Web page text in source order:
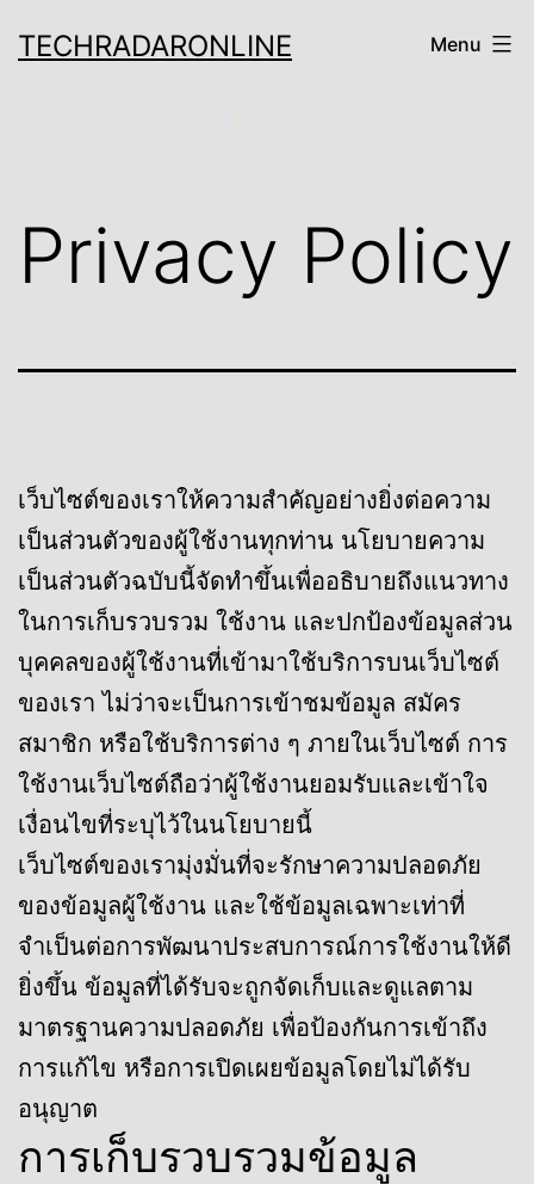
toTECHRADARONLINE Menu
Privacy Policy
เว็บไซต์ของเราให้ความสำคัญอย่างยิ่งต่อความ
เป็นส่วนตัวของผู้ใช้งานทุกท่าน นโยบายความ
เป็นส่วนตัวฉบับนี้จัดทำขึ้นเพื่ออธิบายถึงแนวทาง
ในการเก็บรวบรวม ใช้งาน และปกป้องข้อมูลส่วน
บุคคลของผู้ใช้งานที่เข้ามาใช้บริการบนเว็บไซต์
ของเรา ไม่ว่าจะเป็นการเข้าชมข้อมูล สมัคร
สมาชิก หรือใช้บริการต่าง ๆ ภายในเว็บไซต์ การ
ใช้งานเว็บไซต์ถือว่าผู้ใช้งานยอมรับและเข้าใจ
เงื่อนไขที่ระบุไว้ในนโยบายนี้
เว็บไซต์ของเรามุ่งมั่นที่จะรักษาความปลอดภัย
ของข้อมูลผู้ใช้งาน และใช้ข้อมูลเฉพาะเท่าที่
จำเป็นต่อการพัฒนาประสบการณ์การใช้งานให้ดี
ยิ่งขึ้น ข้อมูลที่ได้รับจะถูกจัดเก็บและดูแลตาม
มาตรฐานความปลอดภัย เพื่อป้องกันการเข้าถึง
การแก้ไข หรือการเปิดเผยข้อมูลโดยไม่ได้รับ
อนุญาต
การเก็บรวบรวมข้อมูล